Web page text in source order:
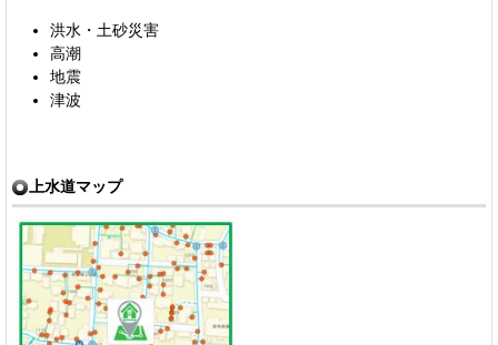
洪水・土砂災害
高潮
地震
津波
上水道マップ